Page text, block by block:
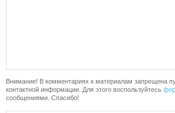
Внимание! В комментариях к материалам запрещена
контактной информации. Для этого воспользуйтесь
сообщениями. Спасибо!